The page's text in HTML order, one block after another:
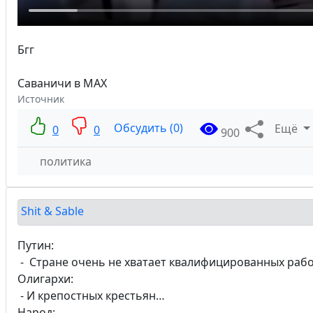
Бгг
Саваничи в MAX
Источник
0 0 Обсудить (0) 900 Ещё
политика
Shit & Sable
Путин:
- Стране очень не хватает квалифицированных
Олигархи:
- И крепостных крестьян…